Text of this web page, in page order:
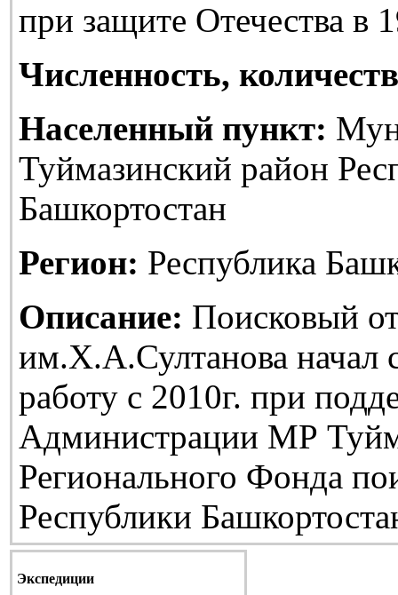
при защите Отечества в
Численность,
Населенный пункт:
Туймазинский район
Башкортостан
Регион: Республика
Описание: Поисковый
им.Х.А.Султанова начал
работу с 2010г. при
Администрации МР
Регионального Фонда
Республики
Экспедиции